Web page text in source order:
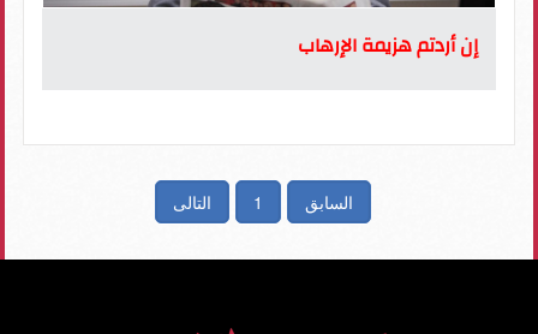
إن أردتم هزيمة الإرهاب
السابق 1 التالى